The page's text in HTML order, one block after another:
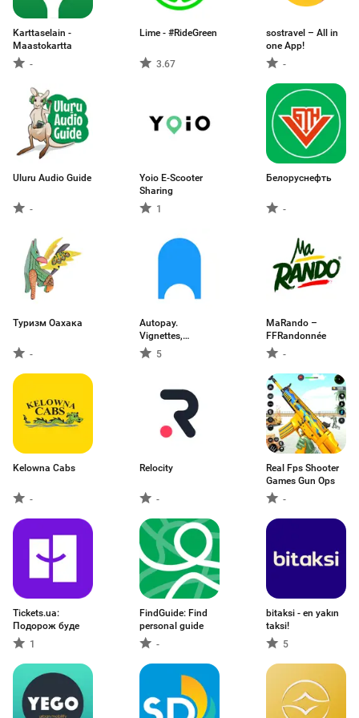
Karttaselain -
Maastokartta
-
Lime - #RideGreen
3.67
sostravel – All in
one App!
-
Uluru Audio Guide
-
Yoio E-Scooter
Sharing
1
Белоруснефть
-
Туризм Оахака
-
Autopay.
Vignettes,
motorways
5
MaRando –
FFRandonnée
-
Kelowna Cabs
-
Relocity
-
Real Fps Shooter
Games Gun Ops
-
Tickets.ua:
Подорож буде
1
FindGuide: Find
personal guide
-
bitaksi - en yakın
taksi!
5